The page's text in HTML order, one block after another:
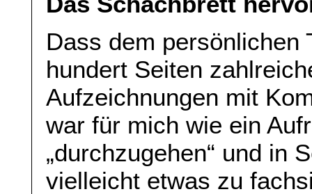
Dass dem persönlichen
hundert Seiten
Aufzeichnungen mit
war für mich wie ein
„durchzugehen“ und in
vielleicht etwas zu